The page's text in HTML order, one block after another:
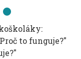
to funguje?"